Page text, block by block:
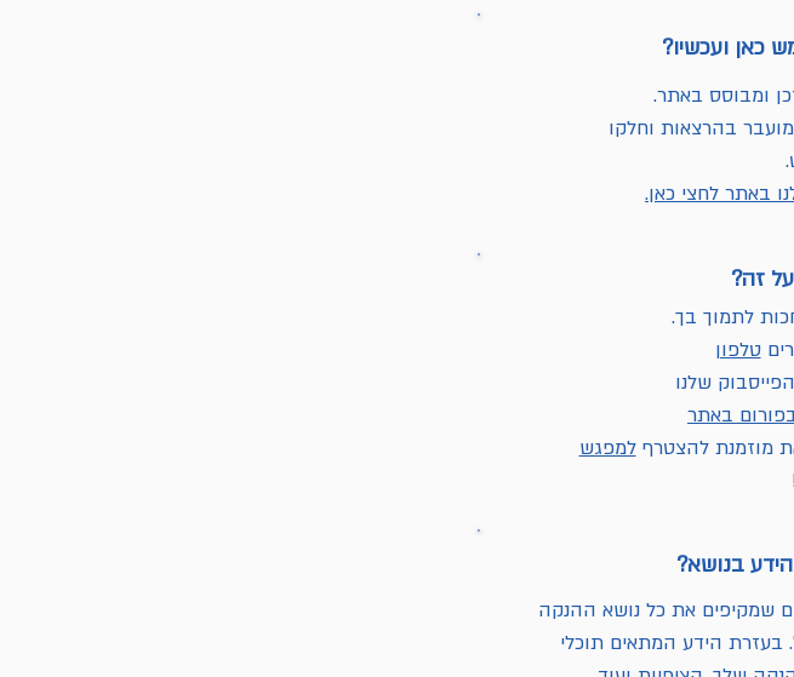
כאן ועכשיו?
ומבוסס באתר.
בהרצאות וחלקו
באתר לחצי כאן.
זה?
לתמוך בך.
טלפון
שלנו
באתר
מוזמנת להצטרףלמפגש
בנושא?
שמקיפים את כל נושא ההנקה
בעזרת הידע המתאים תוכלי